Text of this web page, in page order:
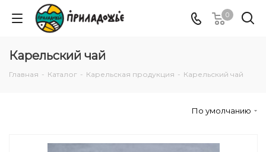
0
Карельский чай
Главная - Каталог - Карельская продукция - Карельский чай
По умолчанию